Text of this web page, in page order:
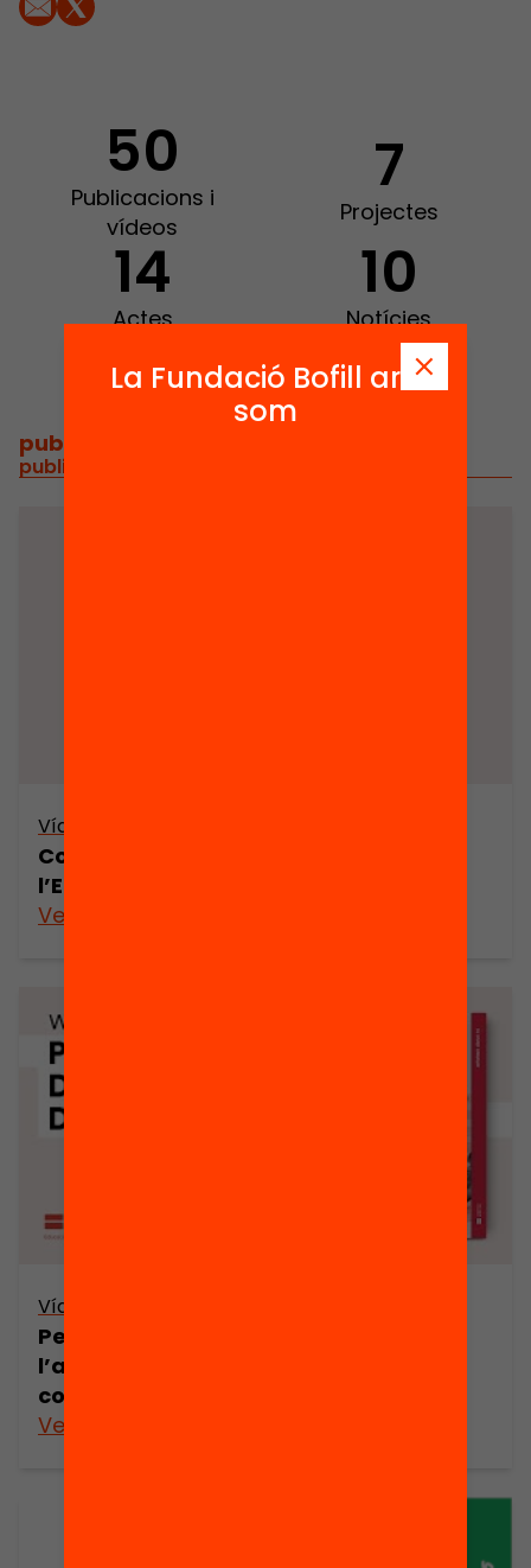
50
Publicacions i
vídeos
7
Projectes
14
Actes
10
Notícies
publicacions i vídeos
publicacions i vídeos relacionats
Vídeo
Com es construeix la desvinculació a
l’ESO?
Veure’n més
Vídeo
Per què deixen d’estudiar? Entendre
l’abandonament escolar, per
combatre’l
Veure’n més
La Fundació Bofill ara
som